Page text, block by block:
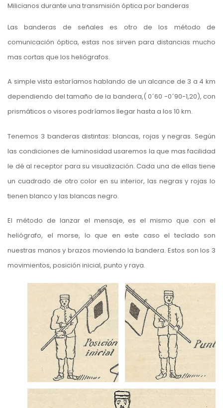
Milicianos durante una transmisión óptica por banderas
Las banderas de señales es otro de los método de
comunicación óptica, estas nos sirven para distancias mucho
mas cortas que los heliógrafos.
A simple vista estaríamos hablando de un alcance de 3 a 4 km
dependiendo del tamaño de la bandera,( 0´60 -0´90-1,20), con
prismáticos o visores podríamos llegar hasta a los 10 km.
Tenemos 3 banderas distintas: blancas, rojas y negras. Según
las condiciones de luminosidad usaremos la que mas facilidad
le dé al receptor para su visualización. Cada una de ellas tiene
un cuadrado de otro color en su interior, las negras y rojas lo
tienen blanco y las blancas negro.
El método de lanzar el mensaje, es el mismo que con el
heliógrafo, el morse, lo que en este caso el teclado son
nuestras manos y brazos moviendo la bandera. Estos son los 3
movimientos, posición inicial, punto y raya.